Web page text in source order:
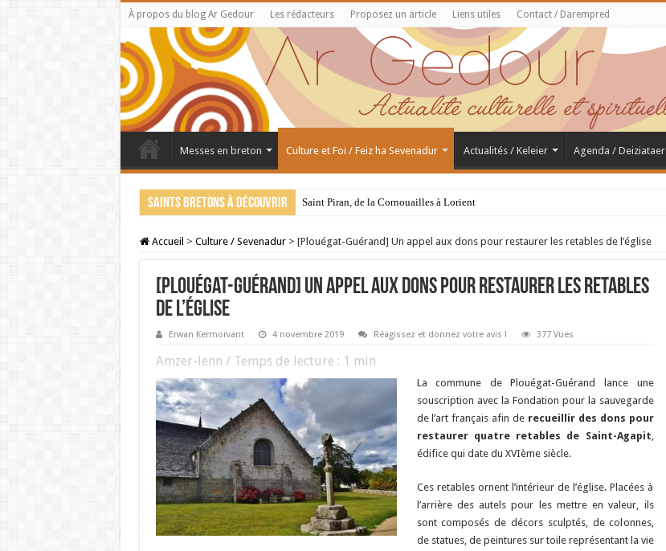
À propos du blog Ar Gedour Les rédacteurs Proposez un article Liens utiles Contact / Darempred
Messes en breton Culture et Foi / Feiz ha Sevenadur Actualités / Keleier Agenda / Deiziataer
Saints bretons à découvrir Saint Piran, de la Cornouailles à Lorient
Accueil > Culture / Sevenadur > [Plouégat-Guérand] Un appel aux dons pour restaurer les retables de l’église
[Plouégat-Guérand] Un appel aux dons pour restaurer les retables
de l’église
Erwan Kermorvant 4 novembre 2019 Réagissez et donnez votre avis ! 377 Vues
Amzer-lenn / Temps de lecture : 1 min
La commune de Plouégat-Guérand lance une
souscription avec la Fondation pour la sauvegarde
de l’art français afin de recueillir des dons pour
restaurer quatre retables de Saint-Agapit,
édifice qui date du XVIème siècle.
Ces retables ornent l’intérieur de l’église. Placées à
l’arrière des autels pour les mettre en valeur, ils
sont composés de décors sculptés, de colonnes,
de statues, de peintures sur toile représentant la vie